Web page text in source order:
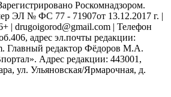
Роскомнадзором.
ЭЛ № ФС 77 - 71907от 13.12.2017 г. |
| drugoigorod@gmail.com | Телефон
адрес эл.почты редакции:
Главный редактор Фёдоров М.А.
Адрес редакции: 443001,
ул. Ульяновская/Ярмарочная, д.